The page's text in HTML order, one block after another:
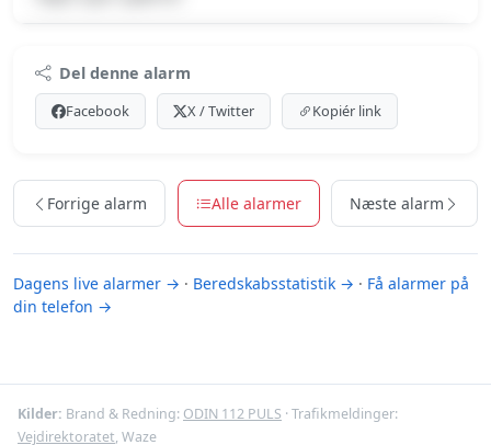
Log ind med Premium for at se meldingen og kortet.
Del denne alarm
Facebook X / Twitter Kopiér link
Forrige alarm Alle alarmer Næste alarm
Dagens live alarmer → · Beredskabsstatistik → · Få alarmer på
din telefon →
Kilder: Brand & Redning: ODIN 112 PULS · Trafikmeldinger:
Vejdirektoratet, Waze